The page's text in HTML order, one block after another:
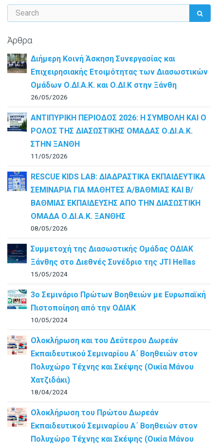
Άρθρα
Διήμερη Κοινή Άσκηση Συνεργασίας και
Επιχειρησιακής Ετοιμότητας των Διασωστικών
Ομάδων Ο.ΔΙ.Α.Κ. και Ο.ΔΙ.Κ στην Ξάνθη
26/05/2026
ΑΝΤΙΠΥΡΙΚΗ ΠΕΡΙΟΔΟΣ 2026: Η ΣΥΜΒΟΛΗ ΚΑΙ Ο
ΡΟΛΟΣ ΤΗΣ ΔΙΑΣΩΣΤΙΚΗΣ ΟΜΑΔΑΣ Ο.ΔΙ.Α.Κ.
ΣΤΗΝ ΞΑΝΘΗ
11/05/2026
RESCUE KIDS LAB: ΔΙAΔΡΑΣΤΙΚΑ ΕΚΠΑΙΔΕΥΤΙΚΑ
ΣΕΜΙΝΑΡΙΑ ΓΙΑ ΜΑΘΗΤΕΣ Α/ΒΑΘΜΙΑΣ ΚΑΙ Β/
ΒΑΘΜΙΑΣ ΕΚΠΑΙΔΕΥΣΗΣ ΑΠΟ ΤΗΝ ΔΙΑΣΩΣΤΙΚΗ
ΟΜΑΔΑ Ο.ΔΙ.Α.Κ. ΞΑΝΘΗΣ
08/05/2026
Συμμετοχή της Διασωστικής Ομάδας ΟΔΙΑΚ
Ξάνθης στο Διεθνές Συνέδριο της JTI Hellas
15/05/2024
3ο Σεμινάριο Πρώτων Βοηθειών με Ευρωπαϊκή
Πιστοποίηση από την ΟΔΙΑΚ
10/05/2024
Ολοκλήρωση και του Δεύτερου Δωρεάν
Εκπαιδευτικού Σεμιναρίου Α΄ Βοηθειών στον
Πολυχώρο Τέχνης και Σκέψης (Οικία Μάνου
Χατζιδάκι)
18/04/2024
Ολοκλήρωση του Πρώτου Δωρεάν
Εκπαιδευτικού Σεμιναρίου Α΄ Βοηθειών στον
Πολυχώρο Τέχνης και Σκέψης (Οικία Μάνου